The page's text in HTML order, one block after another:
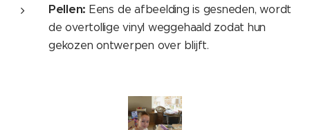
Pellen: Eens de afbeelding is gesneden, wordt
de overtollige vinyl weggehaald zodat hun
gekozen ontwerpen over blijft.